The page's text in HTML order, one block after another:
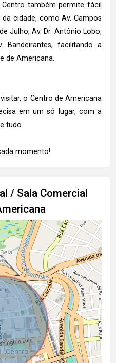
também permite fácil
cidade, como Av. Campos
Julho, Av. Dr. Antônio Lobo,
Bandeirantes, facilitando a
de Americana.
o Centro de Americana
em um só lugar, com a
tudo.
momento!
/ Sala Comercial